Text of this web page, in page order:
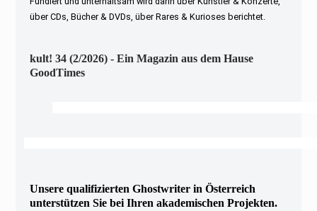
über CDs, Bücher & DVDs, über Rares & Kurioses berichtet.
kult! 34 (2/2026) - Ein Magazin aus dem Hause
GoodTimes
Unsere qualifizierten Ghostwriter in Österreich
unterstützen Sie bei Ihren akademischen Projekten.